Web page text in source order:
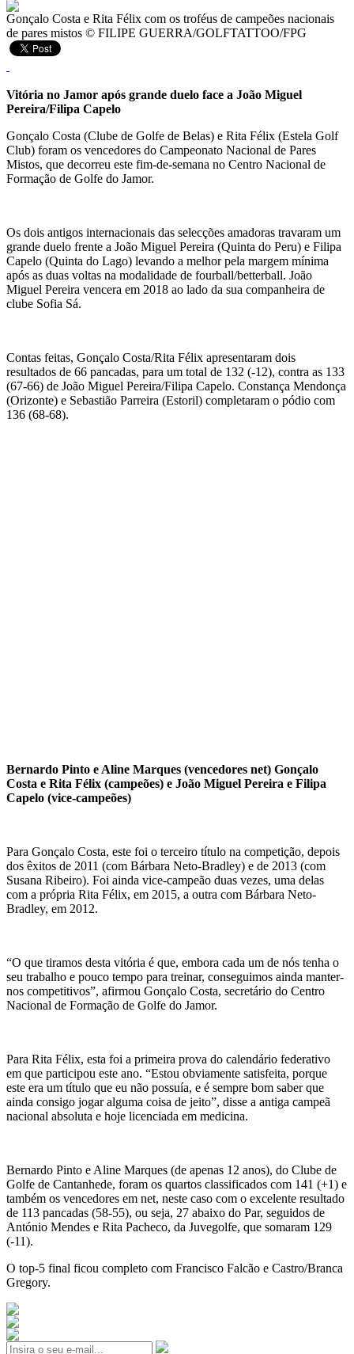
Gonçalo Costa e Rita Félix com os troféus de campeões nacionais
de pares mistos © FILIPE GUERRA/GOLFTATTOO/FPG
Vitória no Jamor após grande duelo face a João Miguel
Pereira/Filipa Capelo
Gonçalo Costa (Clube de Golfe de Belas) e Rita Félix (Estela Golf
Club) foram os vencedores do Campeonato Nacional de Pares
Mistos, que decorreu este fim-de-semana no Centro Nacional de
Formação de Golfe do Jamor.
Os dois antigos internacionais das selecções amadoras travaram um
grande duelo frente a João Miguel Pereira (Quinta do Peru) e Filipa
Capelo (Quinta do Lago) levando a melhor pela margem mínima
após as duas voltas na modalidade de fourball/betterball. João
Miguel Pereira vencera em 2018 ao lado da sua companheira de
clube Sofia Sá.
Contas feitas, Gonçalo Costa/Rita Félix apresentaram dois
resultados de 66 pancadas, para um total de 132 (-12), contra as 133
(67-66) de João Miguel Pereira/Filipa Capelo. Constança Mendonça
(Orizonte) e Sebastião Parreira (Estoril) completaram o pódio com
136 (68-68).
Bernardo Pinto e Aline Marques (vencedores net) Gonçalo
Costa e Rita Félix (campeões) e João Miguel Pereira e Filipa
Capelo (vice-campeões)
Para Gonçalo Costa, este foi o terceiro título na competição, depois
dos êxitos de 2011 (com Bárbara Neto-Bradley) e de 2013 (com
Susana Ribeiro). Foi ainda vice-campeão duas vezes, uma delas
com a própria Rita Félix, em 2015, a outra com Bárbara Neto-
Bradley, em 2012.
“O que tiramos desta vitória é que, embora cada um de nós tenha o
seu trabalho e pouco tempo para treinar, conseguimos ainda manter-
nos competitivos”, afirmou Gonçalo Costa, secretário do Centro
Nacional de Formação de Golfe do Jamor.
Para Rita Félix, esta foi a primeira prova do calendário federativo
em que participou este ano. “Estou obviamente satisfeita, porque
este era um título que eu não possuía, e é sempre bom saber que
ainda consigo jogar alguma coisa de jeito”, disse a antiga campeã
nacional absoluta e hoje licenciada em medicina.
Bernardo Pinto e Aline Marques (de apenas 12 anos), do Clube de
Golfe de Cantanhede, foram os quartos classificados com 141 (+1) e
também os vencedores em net, neste caso com o excelente resultado
de 113 pancadas (58-55), ou seja, 27 abaixo do Par, seguidos de
António Mendes e Rita Pacheco, da Juvegolfe, que somaram 129
(-11).
O top-5 final ficou completo com Francisco Falcão e Castro/Branca
Gregory.